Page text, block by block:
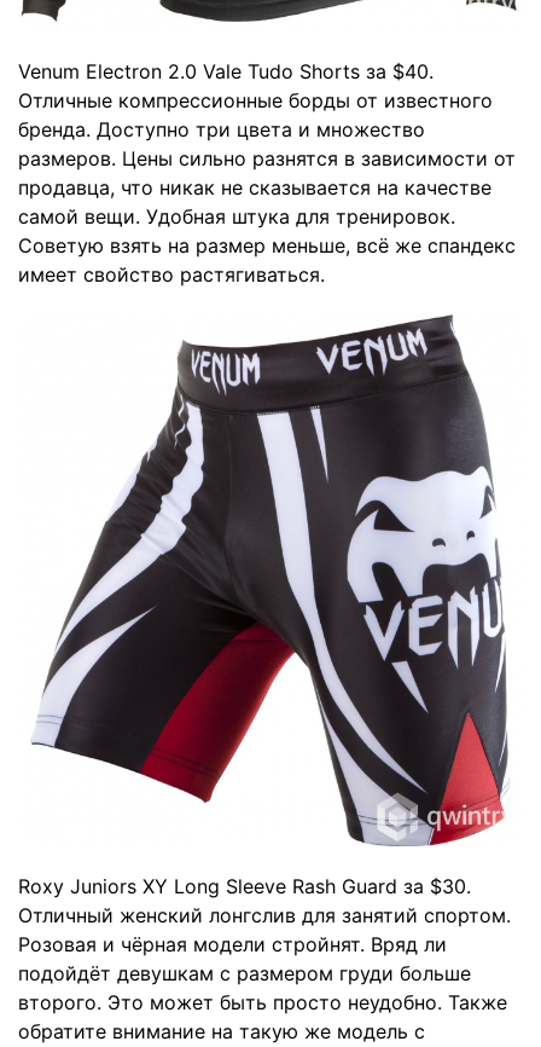
Venum Electron 2.0 Vale Tudo Shorts за $40.
Отличные компрессионные борды от известного
бренда. Доступно три цвета и множество
размеров. Цены сильно разнятся в зависимости от
продавца, что никак не сказывается на качестве
самой вещи. Удобная штука для тренировок.
Советую взять на размер меньше, всё же спандекс
имеет свойство растягиваться.
Roxy Juniors XY Long Sleeve Rash Guard за $30.
Отличный женский лонгслив для занятий спортом.
Розовая и чёрная модели стройнят. Вряд ли
подойдёт девушкам с размером груди больше
второго. Это может быть просто неудобно. Также
обратите внимание на такую же модель с